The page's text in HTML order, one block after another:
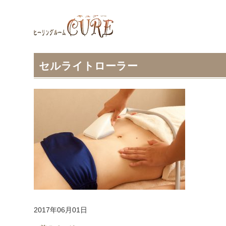
セルライトローラー
2017年06月01日